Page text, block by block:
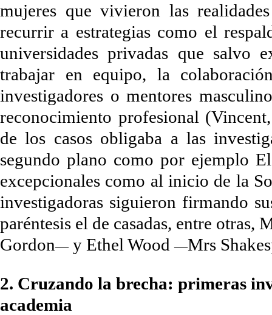
mujeres que vivieron las
recurrir a estrategias como el
universidades privadas que salvo
trabajar en equipo, la
investigadores o mentores
reconocimiento profesional
de los casos obligaba a las
segundo plano como por ejemplo
excepcionales como al inicio de la
investigadoras siguieron firmando
paréntesis el de casadas, entre otras,
Gordon—y Ethel Wood—Mrs
2. Cruzando la brecha: primeras
academia